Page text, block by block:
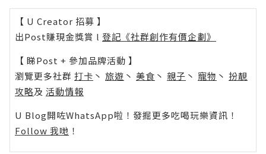
【 U Creator 招募 】
出Post賺現金獎賞 l 登記《社群創作有價企劃》
【 睇Post + 參加品牌活動 】
瀏覽更多社群 打卡 丶 旅遊 丶 美食 丶 親子 丶 寵物 丶 扮靚
攻略及 活動情報
U Blog開咗WhatsApp啦！發掘更多吃喝玩樂資訊！
Follow 我哋 ！